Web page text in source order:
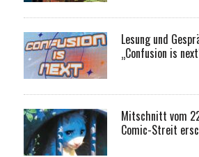
Lesung und
„Confusion is
Mitschnitt vom
Comic-Streit